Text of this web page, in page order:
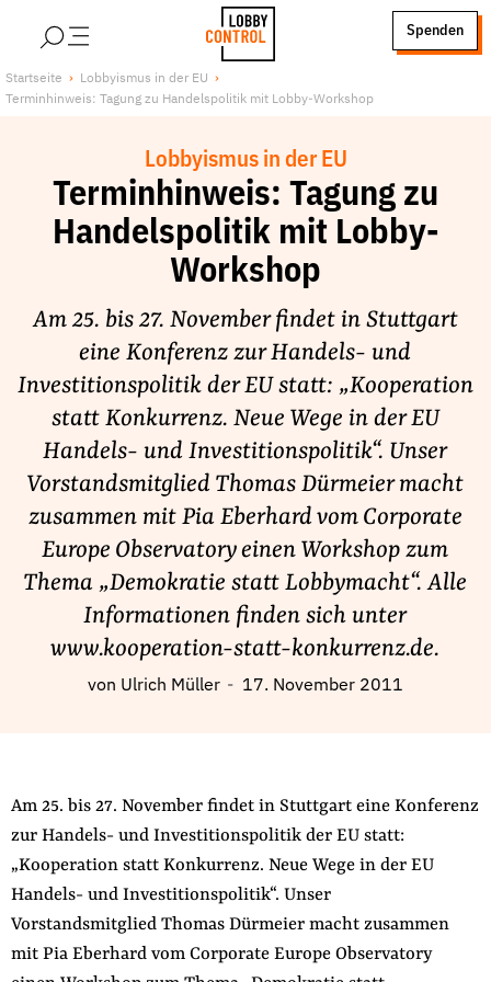
LobbyControl
StartSeite
Spenden
Über uns
Finanzierung
Publikationen und Material
Unsere Schwerpunkte
Lobbykontrolle und Regeln
Lobbyismus und Klima
Macht der Digitalkonzerne
Spenden & Fördern
Fördermitglied werden
Geschenkspende
Bußgelder und Geldauflagen
Projektspende
Testamentsspende
Kontakt
Suche
Startseite
Lobbyismus in der EU
Terminhinweis: Tagung zu Handelspolitik mit Lobby-Workshop
Lobbyismus in der EU
Terminhinweis: Tagung zu
Handelspolitik mit Lobby-
Workshop
Am 25. bis 27. November findet in Stuttgart
eine Konferenz zur Handels- und
Investitionspolitik der EU statt: „Kooperation
statt Konkurrenz. Neue Wege in der EU
Handels- und Investitionspolitik“. Unser
Vorstandsmitglied Thomas Dürmeier macht
zusammen mit Pia Eberhard vom Corporate
Europe Observatory einen Workshop zum
Thema „Demokratie statt Lobbymacht“. Alle
Informationen finden sich unter
www.kooperation-statt-konkurrenz.de.
von Ulrich Müller 17. November 2011
Am 25. bis 27. November findet in Stuttgart eine Konferenz
zur Handels- und Investitionspolitik der EU statt:
„Kooperation statt Konkurrenz. Neue Wege in der EU
Handels- und Investitionspolitik“. Unser
Vorstandsmitglied Thomas Dürmeier macht zusammen
mit Pia Eberhard vom Corporate Europe Observatory